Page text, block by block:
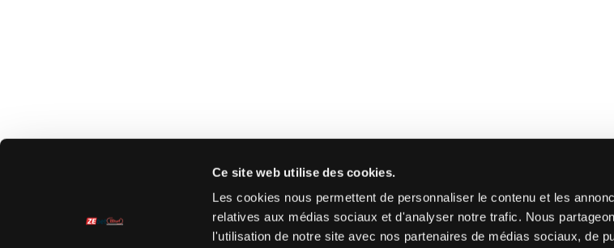
Ce site web utilise des cookies.
Les cookies nous permettent de personnaliser le contenu et les
relatives aux médias sociaux et d'analyser notre trafic. Nous
l'utilisation de notre site avec nos partenaires de médias sociaux, de